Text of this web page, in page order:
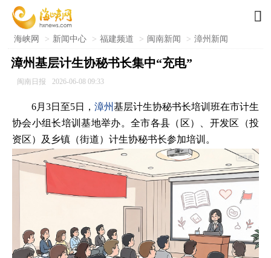

海峡网 > 新闻中心 > 福建频道 > 闽南新闻 > 漳州新闻
漳州基层计生协秘书长集中“充电”
闽南日报 2026-06-08 09:33
6月3日至5日， 漳州基层计生协秘书长培训班在市计生
协会小组长培训基地举办。全市各县（区）、开发区（投
资区）及乡镇（街道）计生协秘书长参加培训。